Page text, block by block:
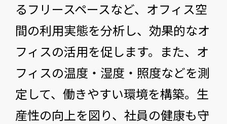
るフリースペースなど、オフィス空
間の利用実態を分析し、効果的なオ
フィスの活用を促します。また、オ
フィスの温度・湿度・照度などを測
定して、働きやすい環境を構築。生
産性の向上を図り、社員の健康も守